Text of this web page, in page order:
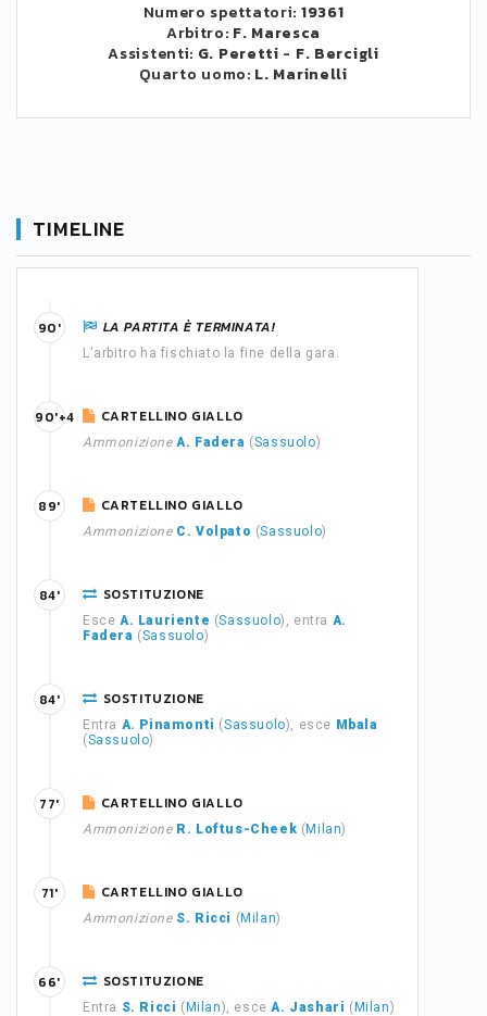
Numero spettatori: 19361
Arbitro: F. Maresca
Assistenti: G. Peretti - F. Bercigli
Quarto uomo: L. Marinelli
TIMELINE
LA PARTITA È TERMINATA!
L'arbitro ha fischiato la fine della gara.
90'
CARTELLINO GIALLO
Ammonizione A. Fadera (Sassuolo)
90'+4
CARTELLINO GIALLO
Ammonizione C. Volpato (Sassuolo)
89'
SOSTITUZIONE
Esce A. Lauriente (Sassuolo), entra A.
Fadera (Sassuolo)
84'
SOSTITUZIONE
Entra A. Pinamonti (Sassuolo), esce Mbala
(Sassuolo)
84'
CARTELLINO GIALLO
Ammonizione R. Loftus-Cheek ( Milan)
77'
CARTELLINO GIALLO
Ammonizione S. Ricci ( Milan)
71'
SOSTITUZIONE
Entra S. Ricci ( Milan), esceA. Jashari ( Milan)
66'